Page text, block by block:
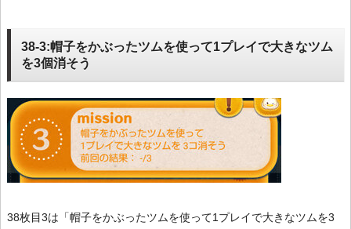
38-3:帽子をかぶったツムを使って1プレイで大きなツム
を3個消そう
38枚目3は「帽子をかぶったツムを使って1プレイで大きなツムを3